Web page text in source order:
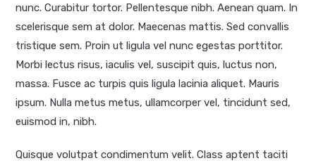
nunc. Curabitur tortor. Pellentesque nibh. Aenean quam. In
scelerisque sem at dolor. Maecenas mattis. Sed convallis
tristique sem. Proin ut ligula vel nunc egestas porttitor.
Morbi lectus risus, iaculis vel, suscipit quis, luctus non,
massa. Fusce ac turpis quis ligula lacinia aliquet. Mauris
ipsum. Nulla metus metus, ullamcorper vel, tincidunt sed,
euismod in, nibh.
Quisque volutpat condimentum velit. Class aptent taciti